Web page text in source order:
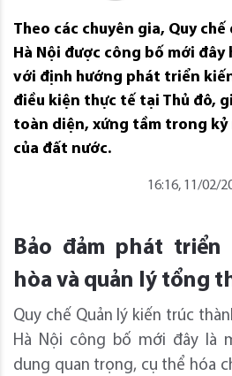
Theo các chuyên gia, Quy
Hà Nội được công bố mới
với định hướng phát triển
điều kiện thực tế tại Thủ đô,
toàn diện, xứng tầm trong kỷ
của đất nước.
16:16, 11/02/
Bảo đảm phát
hòa và quản lý tổng
Quy chế Quản lý kiến trúc
Hà Nội công bố mới đây là
dung quan trọng, cụ thể hóa